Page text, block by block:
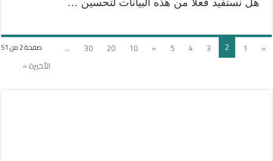
هل نستفيد فعلًا من هذه البيانات لتحسين …
صفحة 2 من 51 «
1
2
3
4
5
»
10
20
30
...
الأخيرة »